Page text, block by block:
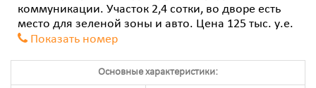
коммуникации. Участок 2,4 сотки, во дворе есть
место для зеленой зоны и авто. Цена 125 тыс. у.е.
Показать номер
Основные характеристики: